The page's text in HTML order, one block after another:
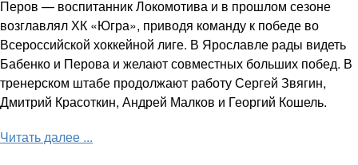
Перов — воспитанник Локомотива и в прошлом сезоне
возглавлял ХК «Югра», приводя команду к победе во
Всероссийской хоккейной лиге. В Ярославле рады видеть
Бабенко и Перова и желают совместных больших побед. В
тренерском штабе продолжают работу Сергей Звягин,
Дмитрий Красоткин, Андрей Малков и Георгий Кошель.
Читать далее ...